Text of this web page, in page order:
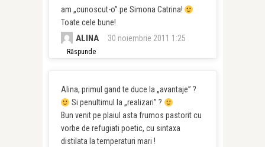
am „cunoscut-o” pe Simona Catrina!
Toate cele bune!
ALINA 30 noiembrie 2011 1:25
Răspunde
Alina, primul gand te duce la „avantaje” ?
Si penultimul la „realizari” ?
Bun venit pe plaiul asta frumos pastorit cu
vorbe de refugiati poetic, cu sintaxa
distilata la temperaturi mari !